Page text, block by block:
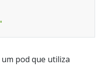
pod que utiliza